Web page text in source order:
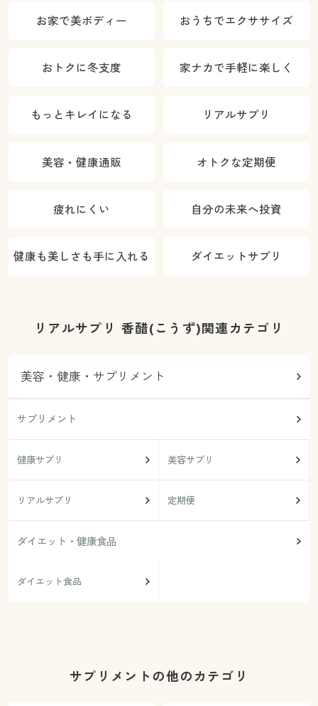
お家で美ボディー おうちでエクササイズ
おトクに冬支度 家ナカで手軽に楽しく
もっとキレイになる リアルサプリ
美容・健康通販 オトクな定期便
疲れにくい 自分の未来へ投資
健康も美しさも手に入れる ダイエットサプリ
リアルサプリ 香醋(こうず)関連カテゴリ
美容・健康・サプリメント
サプリメント
健康サプリ 美容サプリ
リアルサプリ 定期便
ダイエット・健康食品
ダイエット食品
サプリメントの他のカテゴリ